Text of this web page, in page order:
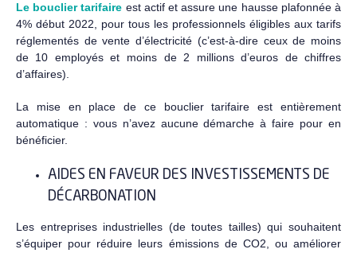
Le bouclier tarifaire est actif et assure une hausse plafonnée à
4% début 2022, pour tous les professionnels éligibles aux tarifs
réglementés de vente d’électricité (c’est-à-dire ceux de moins
de 10 employés et moins de 2 millions d’euros de chiffres
d’affaires).
La mise en place de ce bouclier tarifaire est entièrement
automatique : vous n’avez aucune démarche à faire pour en
bénéficier.
AIDES EN FAVEUR DES INVESTISSEMENTS DE
DÉCARBONATION
Les entreprises industrielles (de toutes tailles) qui souhaitent
s’équiper pour réduire leurs émissions de CO2, ou améliorer